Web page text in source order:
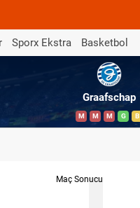
Sporx Ekstra Basketbol
Graafschap
M M M G B
Maç Sonucu